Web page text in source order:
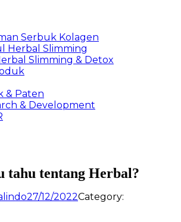
Serbuk Kolagen
Herbal Slimming
Slimming & Detox
& Paten
& Development
tahu tentang Herbal?
27/12/2022Category: